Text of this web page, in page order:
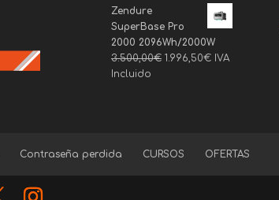
Zendure
SuperBase Pro
2000 2096Wh/2000W
3.500,00€ 1.996,50€ IVA
Incluido
Contraseña perdida CURSOS OFERTAS